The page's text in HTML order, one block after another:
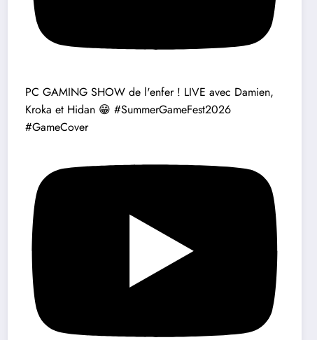
PC GAMING SHOW de l'enfer ! LIVE avec Damien,
Kroka et Hidan 😁 #SummerGameFest2026
#GameCover